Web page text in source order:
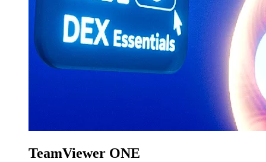
TeamViewer ONE